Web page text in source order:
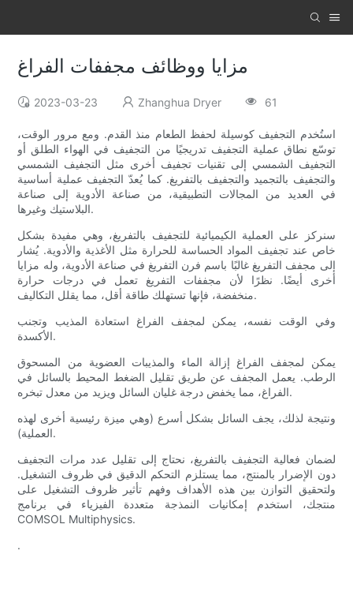
مزايا ووظائف مجففات الفراغ
2023-03-23 Zhanghua Dryer 61
استُخدم التجفيف كوسيلة لحفظ الطعام منذ القدم. ومع مرور الوقت،
توسّع نطاق عملية التجفيف تدريجيًا من التجفيف في الهواء الطلق أو
التجفيف الشمسي إلى تقنيات تجفيف أخرى مثل التجفيف الشمسي
والتجفيف بالتجميد والتجفيف بالتفريغ. كما يُعدّ التجفيف عملية أساسية
في العديد من المجالات التطبيقية، من صناعة الأدوية إلى صناعة
البلاستيك وغيرها.
سنركز على العملية الكيميائية للتجفيف بالتفريغ، وهي مفيدة بشكل
خاص عند تجفيف المواد الحساسة للحرارة مثل الأغذية والأدوية. يُشار
إلى مجفف التفريغ غالبًا باسم فرن التفريغ في صناعة الأدوية، وله مزايا
أخرى أيضًا. نظرًا لأن مجففات التفريغ تعمل في درجات حرارة
منخفضة، فإنها تستهلك طاقة أقل، مما يقلل التكاليف.
وفي الوقت نفسه، يمكن لمجفف الفراغ استعادة المذيب وتجنب
الأكسدة.
يمكن لمجفف الفراغ إزالة الماء والمذيبات العضوية من المسحوق
الرطب. يعمل المجفف عن طريق تقليل الضغط المحيط بالسائل في
الفراغ، مما يخفض درجة غليان السائل ويزيد من معدل تبخره.
ونتيجة لذلك، يجف السائل بشكل أسرع (وهي ميزة رئيسية أخرى لهذه
العملية).
لضمان فعالية التجفيف بالتفريغ، نحتاج إلى تقليل عدد مرات التجفيف
دون الإضرار بالمنتج، مما يستلزم التحكم الدقيق في ظروف التشغيل.
ولتحقيق التوازن بين هذه الأهداف وفهم تأثير ظروف التشغيل على
منتجك، استخدم إمكانيات النمذجة متعددة الفيزياء في برنامج
COMSOL Multiphysics.
.